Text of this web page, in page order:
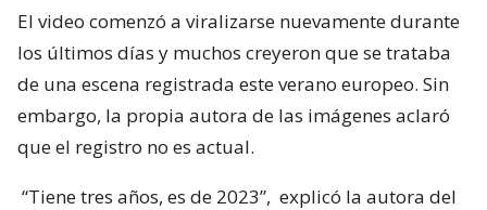
El video comenzó a viralizarse nuevamente durante
los últimos días y muchos creyeron que se trataba
de una escena registrada este verano europeo. Sin
embargo, la propia autora de las imágenes aclaró
que el registro no es actual.
“Tiene tres años, es de 2023”, explicó la autora del